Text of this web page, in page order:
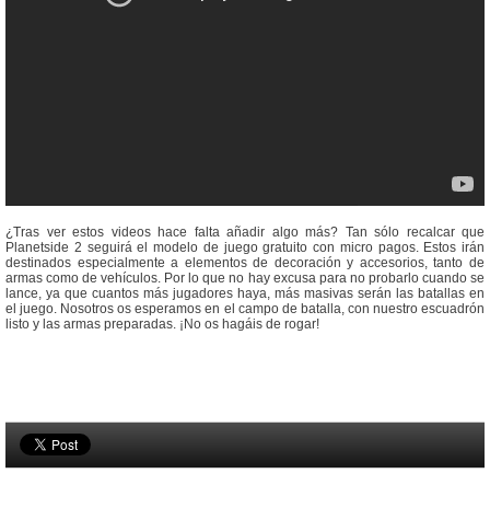
¿Tras ver estos videos hace falta añadir algo más? Tan sólo recalcar que
Planetside 2 seguirá el modelo de juego gratuito con micro pagos. Estos irán
destinados especialmente a elementos de decoración y accesorios, tanto de
armas como de vehículos. Por lo que no hay excusa para no probarlo cuando se
lance, ya que cuantos más jugadores haya, más masivas serán las batallas en
el juego. Nosotros os esperamos en el campo de batalla, con nuestro escuadrón
listo y las armas preparadas. ¡No os hagáis de rogar!